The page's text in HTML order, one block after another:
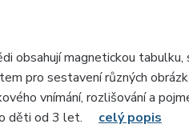
obsahují magnetickou
pro sestavení různých
vnímání, rozlišování a
děti od 3 let. celý popis